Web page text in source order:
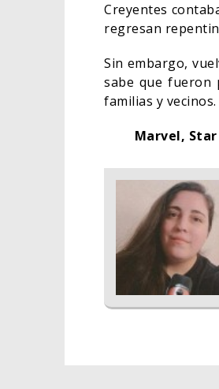
Creyentes
regresan
Sin embargo,
sabe que fueron
familias y
Marvel,